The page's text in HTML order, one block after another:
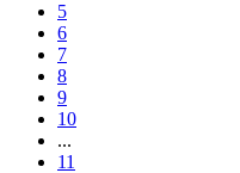
5
6
7
8
9
10
...
11